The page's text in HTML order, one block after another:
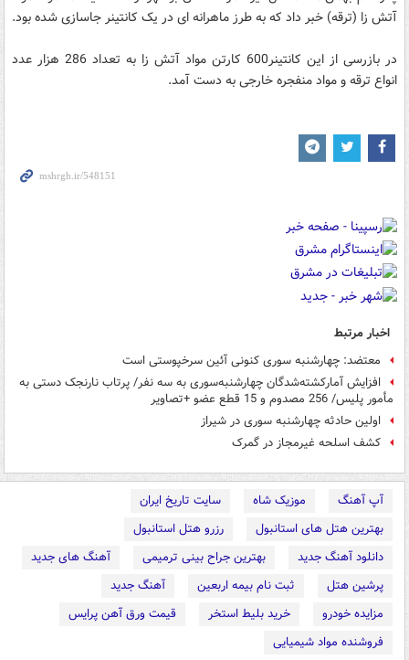
آتش زا (ترقه) خبر داد که به طرز ماهرانه ای در یک کانتینر جاسازی شده بود.
در بازرسی از این کانتینر600 کارتن مواد آتش زا به تعداد 286 هزار عدد
انواع ترقه و مواد منفجره خارجی به دست آمد.
اخبار مرتبط
معتضد: چهارشنبه سوری کنونی آئین سرخپوستی است
افزایش آمارکشته‌شدگان چهارشنبه‌سوری به سه نفر/ پرتاب نارنجک دستی به
مأمور پلیس/ 256 مصدوم و 15 قطع عضو +تصاویر
اولین حادثه چهارشنبه سوری در شیراز
کشف اسلحه غیرمجاز در گمرک
آپ آهنگ موزیک شاه
سایت تاریخ ایران
بهترین هتل های استانبول
رزرو هتل استانبول
دانلود آهنگ جدید
بهترین جراح بینی ترمیمی
آهنگ های جدید
پرشین هتل
ثبت نام بیمه اربعین
آهنگ جدید
مزایده خودرو
خرید بلیط استخر
قیمت ورق آهن پرایس
فروشنده مواد شیمیایی